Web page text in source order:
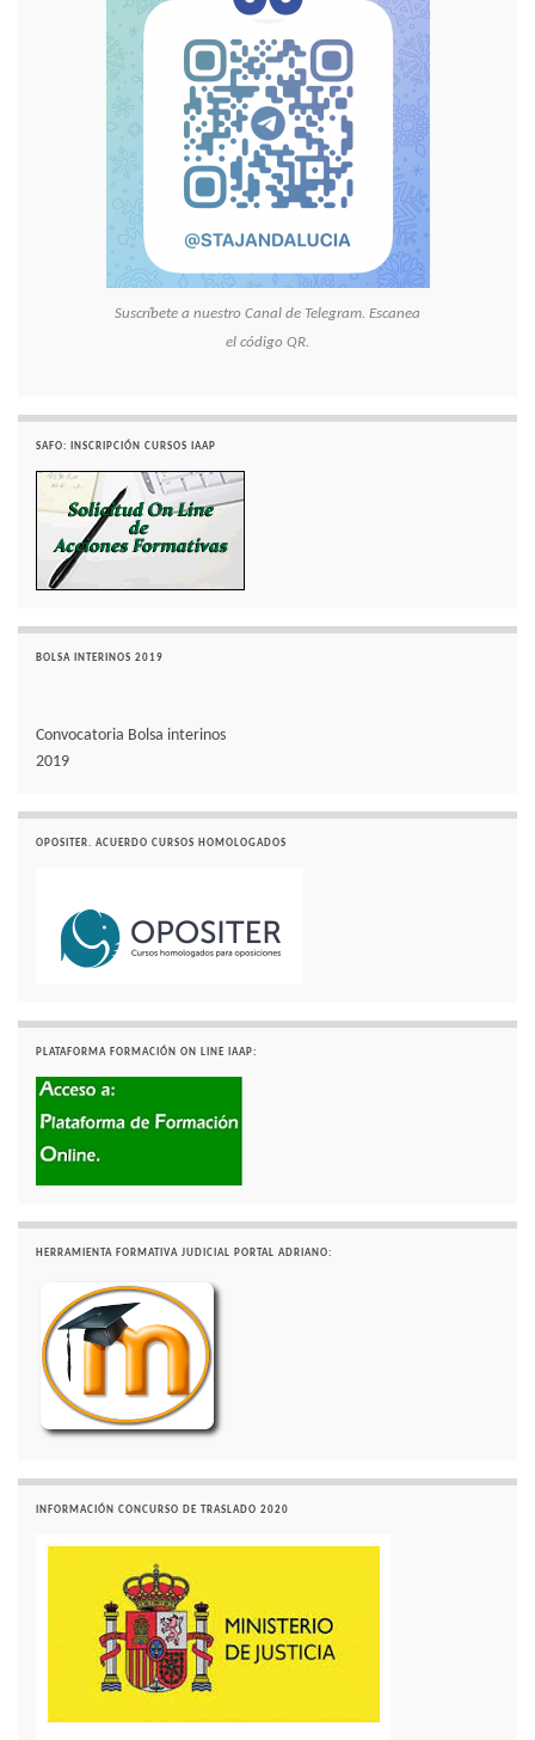
Suscríbete a nuestro Canal de Telegram. Escanea
el código QR.
SAFO: INSCRIPCIÓN CURSOS IAAP
BOLSA INTERINOS 2019
Convocatoria Bolsa interinos
2019
OPOSITER. ACUERDO CURSOS HOMOLOGADOS
PLATAFORMA FORMACIÓN ON LINE IAAP:
HERRAMIENTA FORMATIVA JUDICIAL PORTAL ADRIANO:
INFORMACIÓN CONCURSO DE TRASLADO 2020